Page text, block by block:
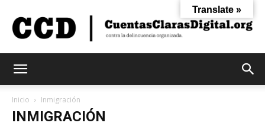
Inicio Inmigración
INMIGRACIÓN
Translate »